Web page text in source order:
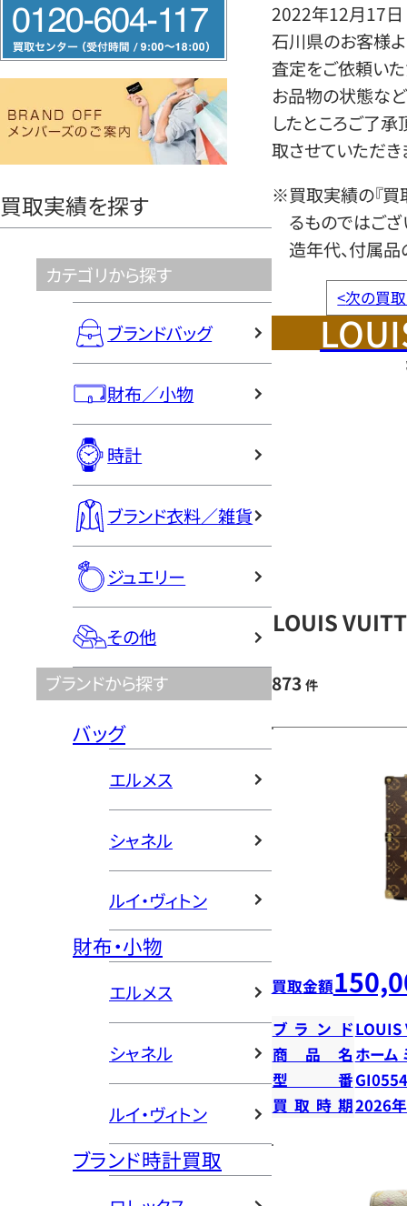
リ
ー
ヤ
買取実績を探す
カテゴリから探す
ブランドバッグ
財布／小物
時計
ブランド衣料／雑貨
ジュエリー
その他
ブランドから探す
バッグ
エルメス
シャネル
ルイ・ヴィトン
財布・小物
エルメス
シャネル
ルイ・ヴィトン
ブランド時計買取
2022年12月17日
石川県のお客様よ
査定をご依頼いた
お品物の状態など
したところご了
取させていただき
※買取実績の『買
るものではござ
造年代、付属品
<次の買
LOUIS
873 件
買取金額
ブランドLOUIS
商品名 ホーム
型番GI0554
買取時期2026